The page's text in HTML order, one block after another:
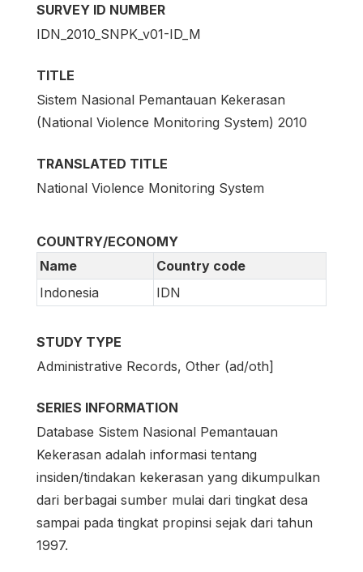
SURVEY ID NUMBER
IDN_2010_SNPK_v01-ID_M
TITLE
Sistem Nasional Pemantauan Kekerasan
(National Violence Monitoring System) 2010
TRANSLATED TITLE
National Violence Monitoring System
COUNTRY/ECONOMY
Name
Country code
Indonesia
IDN
STUDY TYPE
Administrative Records, Other (ad/oth]
SERIES INFORMATION
Database Sistem Nasional Pemantauan
Kekerasan adalah informasi tentang
insiden/tindakan kekerasan yang dikumpulkan
dari berbagai sumber mulai dari tingkat desa
sampai pada tingkat propinsi sejak dari tahun
1997.